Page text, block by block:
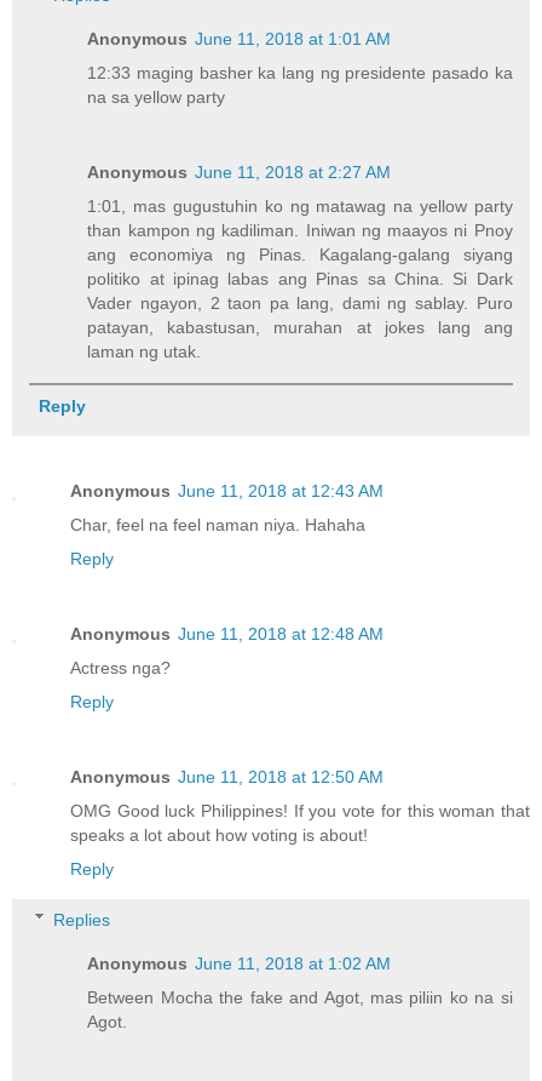
Anonymous June 11, 2018 at 1:01 AM
12:33 maging basher ka lang ng presidente pasado ka
na sa yellow party
Anonymous June 11, 2018 at 2:27 AM
1:01, mas gugustuhin ko ng matawag na yellow party
than kampon ng kadiliman. Iniwan ng maayos ni Pnoy
ang economiya ng Pinas. Kagalang-galang siyang
politiko at ipinag labas ang Pinas sa China. Si Dark
Vader ngayon, 2 taon pa lang, dami ng sablay. Puro
patayan, kabastusan, murahan at jokes lang ang
laman ng utak.
Reply
Anonymous June 11, 2018 at 12:43 AM
Char, feel na feel naman niya. Hahaha
Reply
Anonymous June 11, 2018 at 12:48 AM
Actress nga?
Reply
Anonymous June 11, 2018 at 12:50 AM
OMG Good luck Philippines! If you vote for this woman that
speaks a lot about how voting is about!
Reply
Replies
Anonymous June 11, 2018 at 1:02 AM
Between Mocha the fake and Agot, mas piliin ko na si
Agot.